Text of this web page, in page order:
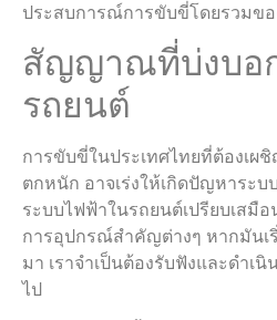
ประสบการณ์การขับขี่โดยรวมข
สัญญาณที่บ่งบอ
รถยนต์
การขับขี่ในประเทศไทยที่ต้องเผ
ตกหนัก อาจเร่งให้เกิดปัญหาระบ
ระบบไฟฟ้าในรถยนต์เปรียบเสมื
การอุปกรณ์สำคัญต่างๆ หากมัน
มา เราจำเป็นต้องรับฟังและดำเ
ไป